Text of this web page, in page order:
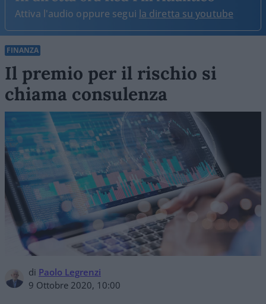
Attiva l'audio oppure segui la diretta su youtube
FINANZA
Il premio per il rischio si
chiama consulenza
di Paolo Legrenzi
9 Ottobre 2020, 10:00